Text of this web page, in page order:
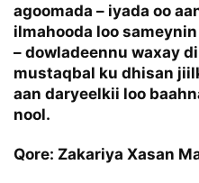
agoomada – iyada oo
ilmahooda loo
– dowladeennu waxay
mustaqbal ku dhisan
aan daryeelkii loo
nool.
Qore: Zakariya Xasan